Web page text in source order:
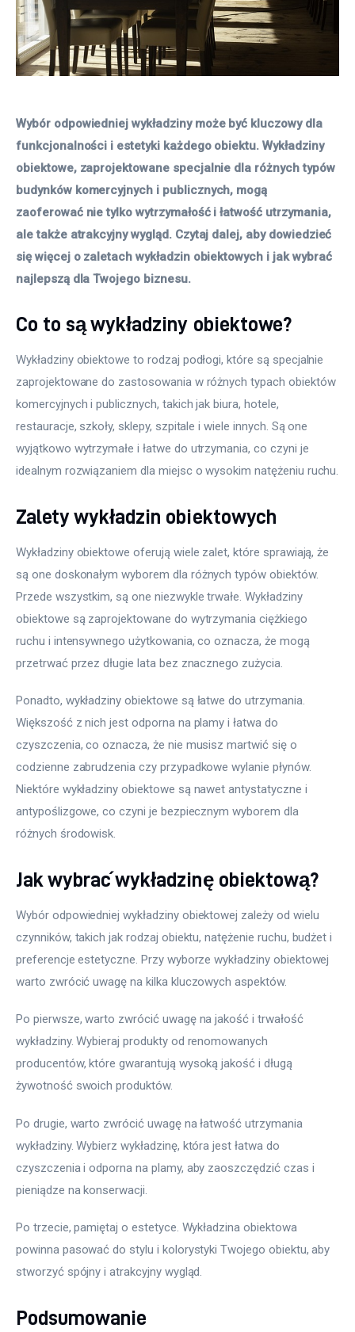
Wybór odpowiedniej wykładziny może być kluczowy dla
funkcjonalności i estetyki każdego obiektu. Wykładziny
obiektowe, zaprojektowane specjalnie dla różnych typów
budynków komercyjnych i publicznych, mogą
zaoferować nie tylko wytrzymałość i łatwość utrzymania,
ale także atrakcyjny wygląd. Czytaj dalej, aby dowiedzieć
się więcej o zaletach wykładzin obiektowych i jak wybrać
najlepszą dla Twojego biznesu.
Co to są wykładziny obiektowe?
Wykładziny obiektowe to rodzaj podłogi, które są specjalnie
zaprojektowane do zastosowania w różnych typach obiektów
komercyjnych i publicznych, takich jak biura, hotele,
restauracje, szkoły, sklepy, szpitale i wiele innych. Są one
wyjątkowo wytrzymałe i łatwe do utrzymania, co czyni je
idealnym rozwiązaniem dla miejsc o wysokim natężeniu ruchu.
Zalety wykładzin obiektowych
Wykładziny obiektowe oferują wiele zalet, które sprawiają, że
są one doskonałym wyborem dla różnych typów obiektów.
Przede wszystkim, są one niezwykle trwałe. Wykładziny
obiektowe są zaprojektowane do wytrzymania ciężkiego
ruchu i intensywnego użytkowania, co oznacza, że mogą
przetrwać przez długie lata bez znacznego zużycia.
Ponadto, wykładziny obiektowe są łatwe do utrzymania.
Większość z nich jest odporna na plamy i łatwa do
czyszczenia, co oznacza, że nie musisz martwić się o
codzienne zabrudzenia czy przypadkowe wylanie płynów.
Niektóre wykładziny obiektowe są nawet antystatyczne i
antypoślizgowe, co czyni je bezpiecznym wyborem dla
różnych środowisk.
Jak wybrać wykładzinę obiektową?
Wybór odpowiedniej wykładziny obiektowej zależy od wielu
czynników, takich jak rodzaj obiektu, natężenie ruchu, budżet i
preferencje estetyczne. Przy wyborze wykładziny obiektowej
warto zwrócić uwagę na kilka kluczowych aspektów.
Po pierwsze, warto zwrócić uwagę na jakość i trwałość
wykładziny. Wybieraj produkty od renomowanych
producentów, które gwarantują wysoką jakość i długą
żywotność swoich produktów.
Po drugie, warto zwrócić uwagę na łatwość utrzymania
wykładziny. Wybierz wykładzinę, która jest łatwa do
czyszczenia i odporna na plamy, aby zaoszczędzić czas i
pieniądze na konserwacji.
Po trzecie, pamiętaj o estetyce. Wykładzina obiektowa
powinna pasować do stylu i kolorystyki Twojego obiektu, aby
stworzyć spójny i atrakcyjny wygląd.
Podsumowanie